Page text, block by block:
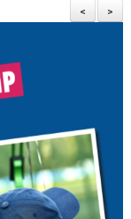
>
<